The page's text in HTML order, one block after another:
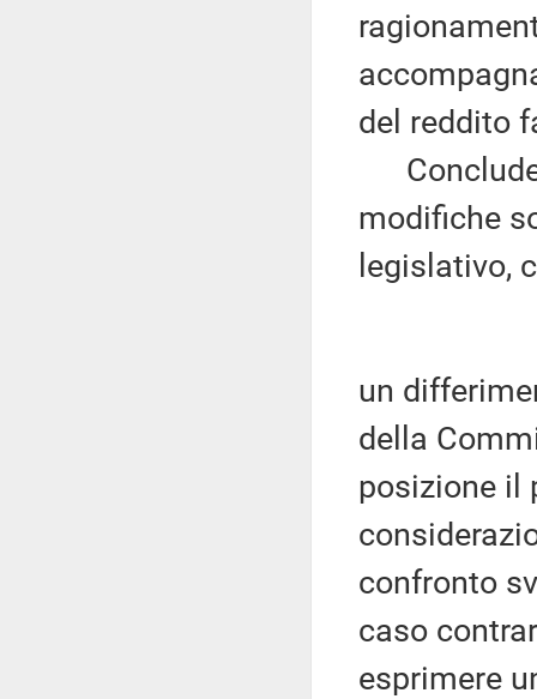
del reddito
modifiche
legislativo,
un
della
posizione il
confronto
caso
esprimere